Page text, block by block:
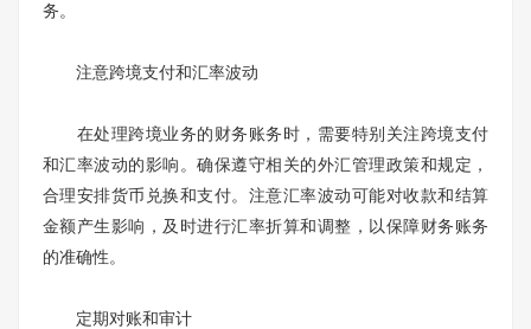
务。
注意跨境支付和汇率波动
在处理跨境业务的财务账务时，需要特别关注跨境支付
和汇率波动的影响。确保遵守相关的外汇管理政策和规定，
合理安排货币兑换和支付。注意汇率波动可能对收款和结算
金额产生影响，及时进行汇率折算和调整，以保障财务账务
的准确性。
定期对账和审计